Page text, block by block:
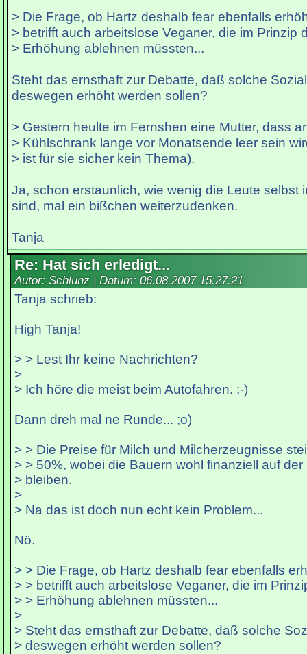
> Die Frage, ob Hartz deshalb fear ebenfalls
> betrifft auch arbeitslose Veganer, die im Prinzip
> Erhöhung ablehnen müssten...
Steht das ernsthaft zur Debatte, daß solche
deswegen erhöht werden sollen?
> Gestern heulte im Fernshen eine Mutter, dass
> Kühlschrank lange vor Monatsende leer sein
> ist für sie sicher kein Thema).
Ja, schon erstaunlich, wie wenig die Leute selbst
sind, mal ein bißchen weiterzudenken.
Tanja
Re: Hat sich erledigt...
Autor: Schlunz | Datum: 06.08.2007 15:27:21
Tanja schrieb:
High Tanja!
> > Lest Ihr keine Nachrichten?
>
> Ich höre die meist beim Autofahren. ;-)
Dann dreh mal ne Runde... ;o)
> > Die Preise für Milch und Milcherzeugnisse
> > 50%, wobei die Bauern wohl finanziell auf der
> bleiben.
>
> Na das ist doch nun echt kein Problem...
Nö.
> > Die Frage, ob Hartz deshalb fear ebenfalls
> > betrifft auch arbeitslose Veganer, die im
> > Erhöhung ablehnen müssten...
>
> Steht das ernsthaft zur Debatte, daß solche
> deswegen erhöht werden sollen?